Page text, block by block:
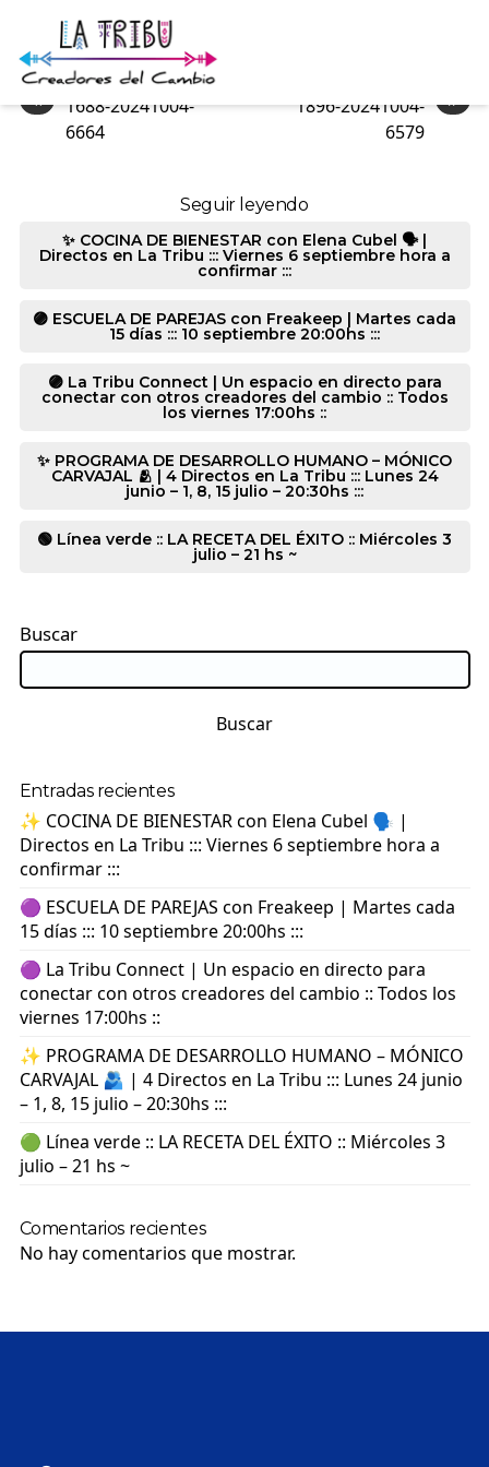
1896-20241004-6167
«
1688-20241004-
6664
»
1896-20241004-
6579
Seguir leyendo
✨ COCINA DE BIENESTAR con Elena Cubel 🗣️ |
Directos en La Tribu ::: Viernes 6 septiembre hora a
confirmar :::
🟣 ESCUELA DE PAREJAS con Freakeep | Martes cada
15 días ::: 10 septiembre 20:00hs :::
🟣 La Tribu Connect | Un espacio en directo para
conectar con otros creadores del cambio :: Todos
los viernes 17:00hs ::
✨ PROGRAMA DE DESARROLLO HUMANO – MÓNICO
CARVAJAL 🫂 | 4 Directos en La Tribu ::: Lunes 24
junio – 1, 8, 15 julio – 20:30hs :::
🟢 Línea verde :: LA RECETA DEL ÉXITO :: Miércoles 3
julio – 21 hs ~
Buscar
Buscar
Entradas recientes
✨ COCINA DE BIENESTAR con Elena Cubel 🗣️ |
Directos en La Tribu ::: Viernes 6 septiembre hora a
confirmar :::
🟣 ESCUELA DE PAREJAS con Freakeep | Martes cada
15 días ::: 10 septiembre 20:00hs :::
🟣 La Tribu Connect | Un espacio en directo para
conectar con otros creadores del cambio :: Todos los
viernes 17:00hs ::
✨ PROGRAMA DE DESARROLLO HUMANO – MÓNICO
CARVAJAL 🫂 | 4 Directos en La Tribu ::: Lunes 24 junio
– 1, 8, 15 julio – 20:30hs :::
🟢 Línea verde :: LA RECETA DEL ÉXITO :: Miércoles 3
julio – 21 hs ~
Comentarios recientes
No hay comentarios que mostrar.